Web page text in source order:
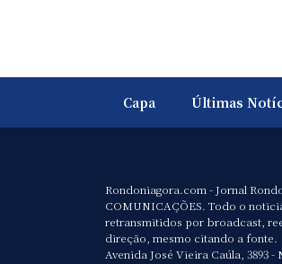
Capa Últimas
Rondoniagora.com - Jornal
COMUNICAÇÕES. Todo o
retransmitidos por broadcast,
direção, mesmo citando a fonte.
Avenida José Vieira Caúla, 3893